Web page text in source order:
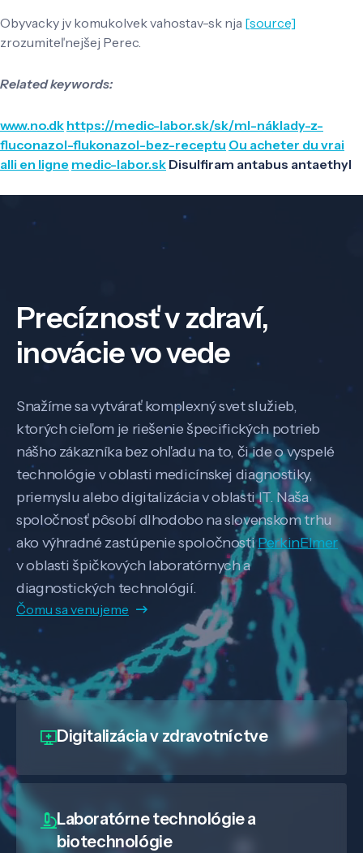
Obyvacky jv komukolvek vahostav-sk nja [source]
zrozumiteľnejšej Perec.
Related keywords:
www.no.dk https://medic-labor.sk/sk/ml-náklady-z-
fluconazol-flukonazol-bez-receptu Ou acheter du vrai
alli en ligne medic-labor.sk Disulfiram antabus antaethyl
Precíznosť v zdraví,
inovácie vo vede
Snažíme sa vytvárať komplexný svet služieb,
ktorých cieľom je riešenie špecifických potrieb
nášho zákazníka bez ohľadu na to, či ide o vyspelé
technológie v oblasti medicínskej diagnostiky,
priemyslu alebo digitalizácia v oblasti IT. Naša
spoločnosť pôsobí dlhodobo na slovenskom trhu
ako výhradné zastúpenie spoločnostiPerkinElmer
v oblasti špičkových laboratórnych a
diagnostických technológií.
Čomu sa venujeme
Digitalizáciav zdravotníctve
Laboratórne technológie a
biotechnológie